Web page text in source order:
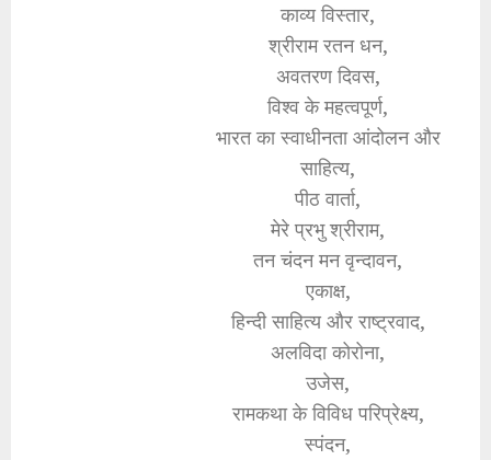
काव्य विस्तार,
श्रीराम रतन धन,
अवतरण दिवस,
विश्व के महत्वपूर्ण,
भारत का स्वाधीनता आंदोलन और
साहित्य,
पीठ वार्ता,
मेरे प्रभु श्रीराम,
तन चंदन मन वृन्दावन,
एकाक्ष,
हिन्दी साहित्य और राष्ट्रवाद,
अलविदा कोरोना,
उजेस,
रामकथा के विविध परिप्रेक्ष्य,
स्पंदन,